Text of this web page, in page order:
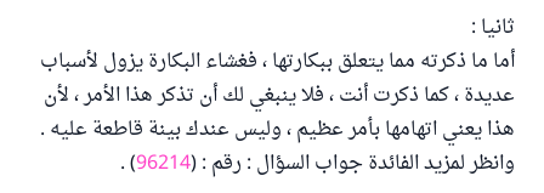
ثانيا :
أما ما ذكرته مما يتعلق ببكارتها ، فغشاء البكارة يزول لأسباب
عديدة ، كما ذكرت أنت ، فلا ينبغي لك أن تذكر هذا الأمر ، لأن
هذا يعني اتهامها بأمر عظيم ، وليس عندك بينة قاطعة عليه .
وانظر لمزيد الفائدة جواب السؤال : رقم : (96214
) .